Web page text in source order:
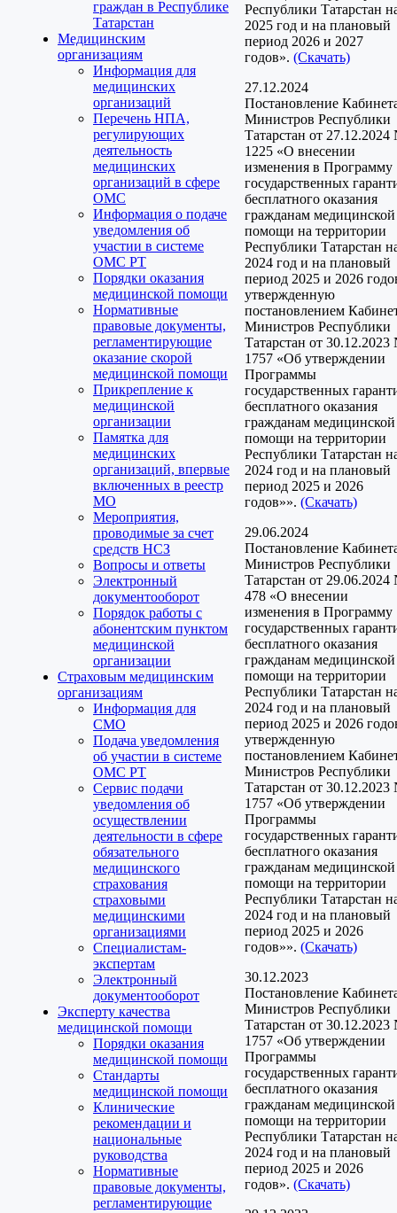
граждан в Республике
Татарстан
Медицинским
организациям
Информация для
медицинских
организаций
Перечень НПА,
регулирующих
деятельность
медицинских
организаций в сфере
ОМС
Информация о подаче
уведомления об
участии в системе
ОМС РТ
Порядки оказания
медицинской помощи
Нормативные
правовые документы,
регламентирующие
оказание скорой
медицинской помощи
Прикрепление к
медицинской
организации
Памятка для
медицинских
организаций, впервые
включенных в реестр
МО
Мероприятия,
проводимые за счет
средств НСЗ
Вопросы и ответы
Электронный
документооборот
Порядок работы с
абонентским пунктом
медицинской
организации
Страховым медицинским
организациям
Информация для
СМО
Подача уведомления
об участии в системе
ОМС РТ
Сервис подачи
уведомления об
осуществлении
деятельности в сфере
обязательного
медицинского
страхования
страховыми
медицинскими
организациями
Специалистам-
экспертам
Электронный
документооборот
Эксперту качества
медицинской помощи
Порядки оказания
медицинской помощи
Стандарты
медицинской помощи
Клинические
рекомендации и
национальные
руководства
Нормативные
правовые документы,
регламентирующие
Республики Татарстан
2025 год и на плановый
период 2026 и 2027
годов». (Скачать)
27.12.2024
Постановление
Министров Республики
Татарстан от
1225 «О внесении
изменения в Программу
государственных
бесплатного оказания
гражданам медицинской
помощи на территории
Республики Татарстан
2024 год и на плановый
период 2025 и 2026
утвержденную
постановлением
Министров Республики
Татарстан от
1757 «Об утверждении
Программы
государственных
бесплатного оказания
гражданам медицинской
помощи на территории
Республики Татарстан
2024 год и на плановый
период 2025 и 2026
годов»». (Скачать)
29.06.2024
Постановление
Министров Республики
Татарстан от
478 «О внесении
изменения в Программу
государственных
бесплатного оказания
гражданам медицинской
помощи на территории
Республики Татарстан
2024 год и на плановый
период 2025 и 2026
утвержденную
постановлением
Министров Республики
Татарстан от
1757 «Об утверждении
Программы
государственных
бесплатного оказания
гражданам медицинской
помощи на территории
Республики Татарстан
2024 год и на плановый
период 2025 и 2026
годов»». (Скачать)
30.12.2023
Постановление
Министров Республики
Татарстан от
1757 «Об утверждении
Программы
государственных
бесплатного оказания
гражданам медицинской
помощи на территории
Республики Татарстан
2024 год и на плановый
период 2025 и 2026
годов». (Скачать)